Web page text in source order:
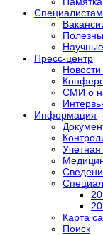
Специалистам
Пресс-центр
СМИ о
Информация
Учетная
Карта
Поиск